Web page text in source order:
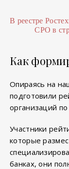
В реестре
СРО в
Как
Опираясь на
подготовили
организаций
Участники
которые
банках, они